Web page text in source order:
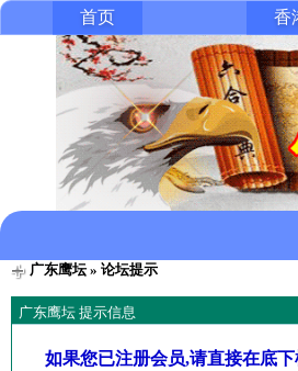
首页 香
广东鹰坛» 论坛提示
广东鹰坛 提示信息
如果您已注册会员,请直接在底